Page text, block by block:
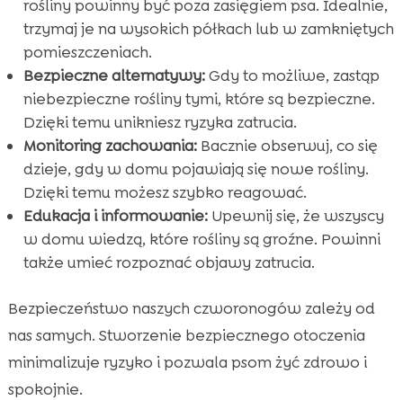
rośliny powinny być poza zasięgiem psa. Idealnie,
trzymaj je na wysokich półkach lub w zamkniętych
pomieszczeniach.
Bezpieczne alternatywy:Gdy to możliwe, zastąp
niebezpieczne rośliny tymi, które są bezpieczne.
Dzięki temu unikniesz ryzyka zatrucia.
Monitoring zachowania:Bacznie obserwuj, co się
dzieje, gdy w domu pojawiają się nowe rośliny.
Dzięki temu możesz szybko reagować.
Edukacja i informowanie:Upewnij się, że wszyscy
w domu wiedzą, które rośliny są groźne. Powinni
także umieć rozpoznać objawy zatrucia.
Bezpieczeństwo naszych czworonogów zależy od
nas samych. Stworzenie bezpiecznego otoczenia
minimalizuje ryzyko i pozwala psom żyć zdrowo i
spokojnie.